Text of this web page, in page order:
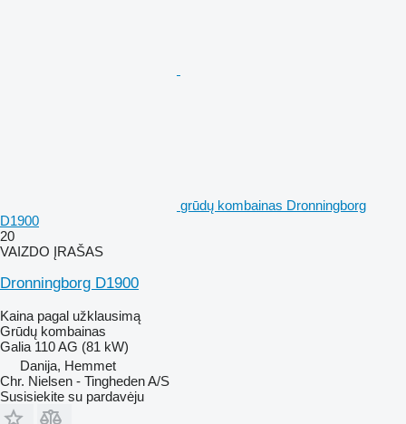
grūdų kombainas Dronningborg
D1900
20
VAIZDO ĮRAŠAS
Dronningborg D1900
Kaina pagal užklausimą
Grūdų kombainas
Galia 110 AG (81 kW)
Danija, Hemmet
Chr. Nielsen - Tingheden A/S
Susisiekite su pardavėju